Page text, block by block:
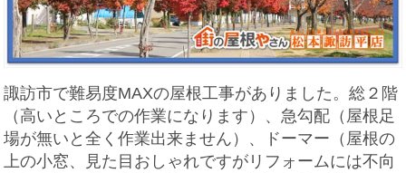
諏訪市で難易度MAXの屋根工事がありました。総２階
（高いところでの作業になります）、急勾配（屋根足
場が無いと全く作業出来ません）、ドーマー（屋根の
上の小窓、見た目おしゃれですがリフォームには不向